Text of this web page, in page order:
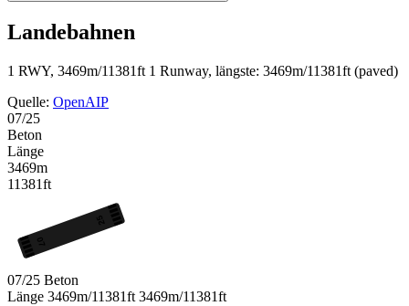
Landebahnen
1 RWY, 3469m/11381ft 1 Runway, längste: 3469m/11381ft (paved)
Quelle: OpenAIP
07/25
Beton
Länge
3469m
11381ft
25
07
07/25 Beton
Länge 3469m/11381ft 3469m/11381ft